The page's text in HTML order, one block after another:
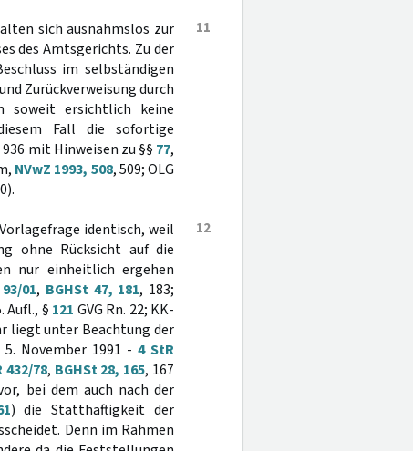
11
sich ausnahmslos zur
des Amtsgerichts. Zu der
im selbständigen
Zurückverweisung durch
soweit ersichtlich keine
Fall die sofortige
936 mit Hinweisen zu §§ 77,
NVwZ 1993, 508, 509; OLG
12
identisch, weil
ohne Rücksicht auf die
nur einheitlich ergehen
01, BGHSt 47, 181, 183;
Aufl., § 121 GVG Rn. 22; KK-
liegt unter Beachtung der
November 1991 - 4 StR
432/78, BGHSt 28, 165, 167
bei dem auch nach der
) die Statthaftigkeit der
Denn im Rahmen